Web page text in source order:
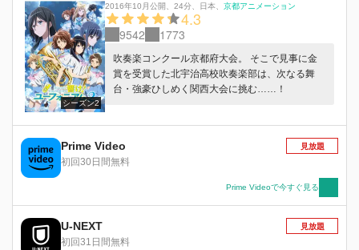
シーズン2
2016年10月公開 24分 日本 京都アニメーション
4.3
9542 1773
吹奏楽コンクール京都府大会。 そこで見事に金
賞を受賞した北宇治高校吹奏楽部は、次なる舞
台・強豪ひしめく関西大会に挑む……！
Prime Video
初回30日間無料
見放題
Prime Videoで今すぐ見る
U-NEXT
初回31日間無料
見放題